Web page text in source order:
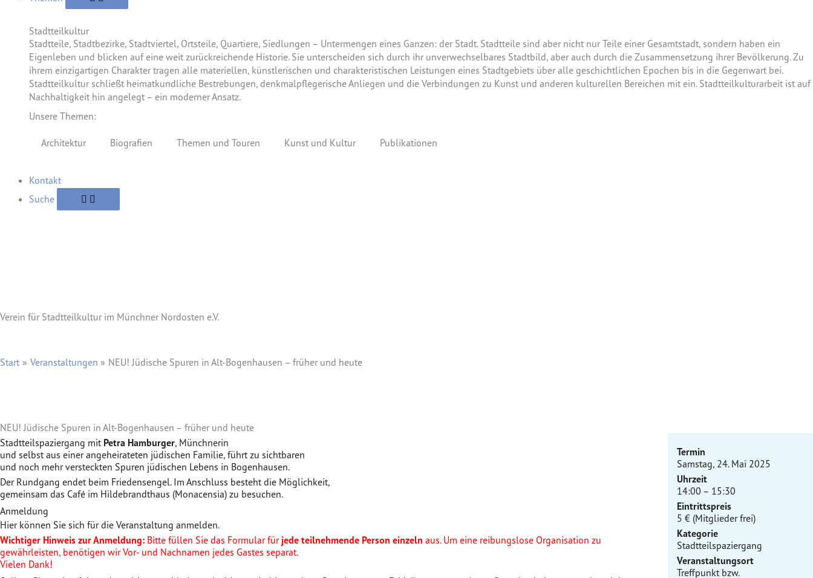
Stadtteilkultur
Stadtteile, Stadtbezirke, Stadtviertel, Ortsteile, Quartiere, Siedlungen – Untermengen eines Ganzen: der Stadt. Stadtteile sind aber nicht nur Teile einer Gesamtstadt, sondern haben ein
Eigenleben und blicken auf eine weit zurückreichende Historie. Sie unterscheiden sich durch ihr unverwechselbares Stadtbild, aber auch durch die Zusammensetzung ihrer Bevölkerung. Zu
ihrem einzigartigen Charakter tragen alle materiellen, künstlerischen und charakteristischen Leistungen eines Stadtgebiets über alle geschichtlichen Epochen bis in die Gegenwart bei.
Stadtteilkultur schließt heimatkundliche Bestrebungen, denkmalpflegerische Anliegen und die Verbindungen zu Kunst und anderen kulturellen Bereichen mit ein. Stadtteilkulturarbeit ist auf
Nachhaltigkeit hin angelegt – ein moderner Ansatz.
Unsere Themen:
Architektur Biografien Themen und Touren Kunst und Kultur Publikationen
Kontakt
Suche
Verein für Stadtteilkultur im Münchner Nordosten e.V.
Start Veranstaltungen NEU! Jüdische Spuren in Alt-Bogenhausen – früher und heute
NEU! Jüdische Spuren in Alt-Bogenhausen – früher und heute
Stadtteilspaziergang mit Petra Hamburger, Münchnerin
und selbst aus einer angeheirateten jüdischen Familie, führt zu sichtbaren
und noch mehr versteckten Spuren jüdischen Lebens in Bogenhausen.
Der Rundgang endet beim Friedensengel. Im Anschluss besteht die Möglichkeit,
gemeinsam das Café im Hildebrandthaus (Monacensia) zu besuchen.
Anmeldung
Hier können Sie sich für die Veranstaltung anmelden.
Wichtiger Hinweis zur Anmeldung: Bitte füllen Sie das Formular für jede teilnehmende Person einzeln aus. Um eine reibungslose Organisation zu
gewährleisten, benötigen wir Vor- und Nachnamen jedes Gastes separat.
Vielen Dank!
Termin
Samstag, 24. Mai 2025
Uhrzeit
14:00 – 15:30
Eintrittspreis
5 € (Mitglieder frei)
Kategorie
Stadtteilspaziergang
Veranstaltungsort
Treffpunkt bzw.